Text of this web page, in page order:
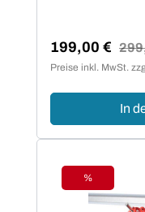
Verkaufspreis:
199,00 €
Preise inkl. MwSt.
In
Rabatt
%